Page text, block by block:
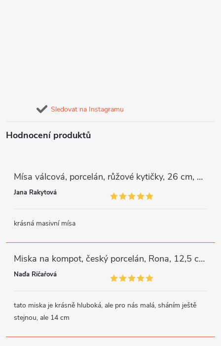
Sledovat na Instagramu
Hodnocení produktů
Mísa válcová, porcelán, růžové kytičky, 26 cm, G. Benedikt
Jana Rakytová
krásná masivní mísa
Miska na kompot, český porcelán, Rona, 12,5 cm, bílý, G. Benedikt
Naďa Říčařová
tato miska je krásně hluboká, ale pro nás malá, sháním ještě
stejnou, ale 14 cm